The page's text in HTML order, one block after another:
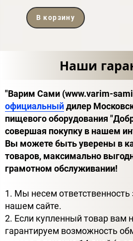
В корзину
Наши
"Варим Сами (www.varim-
официальныйдилер
пищевого оборудования
совершая покупку в нашем
Вы можете быть уверены в
товаров, максимально
грамотном обслуживании!
1. Мы несем
нашем сайте.
2. Если купленный товар вам
гарантируем возможность